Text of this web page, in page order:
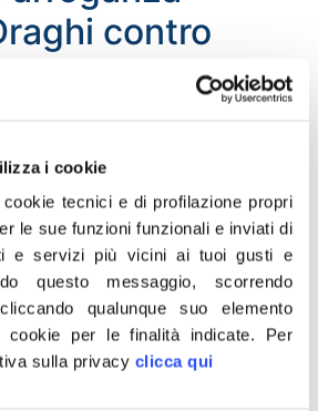
i cookie
tecnici e di profilazione propri
le sue funzioni funzionali e inviati di
e servizi più vicini ai tuoi gusti e
questo messaggio, scorrendo
qualunque suo elemento
cookie per le finalità indicate. Per
sulla privacy clicca qui
contro
Draghi ha commesso nei
sull’esame della manovra
e la sua maggioranza hanno
del diritto di esaminare la legge
Stato e hanno violato ogni regola
bene ok a